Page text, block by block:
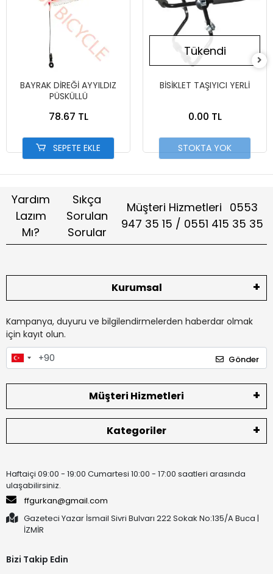
BAYRAK DİREĞİ AYYILDIZ
PÜSKÜLLÜ
78.67 TL
SEPETE EKLE
Tükendi
BİSİKLET TAŞIYICI YERLİ
0.00 TL
STOKTA YOK
Yardım
Lazım
Mı?
Sıkça
Sorulan
Sorular
Müşteri Hizmetleri 0553
947 35 15 / 0551 415 35 35
Kurumsal
Kampanya, duyuru ve bilgilendirmelerden haberdar olmak
için kayıt olun.
Gönder
Müşteri Hizmetleri
Kategoriler
Haftaiçi 09:00 - 19:00 Cumartesi 10:00 - 17:00 saatleri arasında
ulaşabilirsiniz.
ffgurkan@gmail.com
Gazeteci Yazar İsmail Sivri Bulvarı 222 Sokak No:135/A Buca |
İZMİR
Bizi Takip Edin